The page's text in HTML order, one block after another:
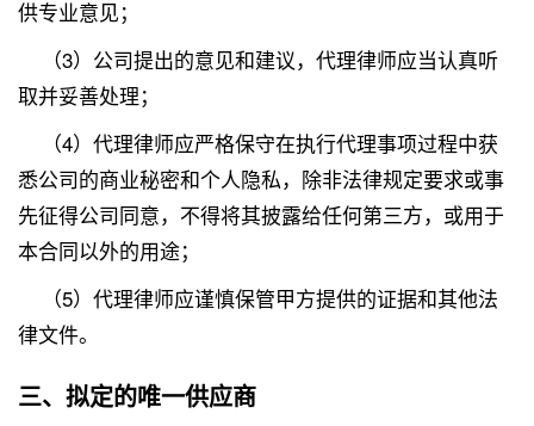
供专业意见；
（3）公司提出的意见和建议，代理律师应当认真听
取并妥善处理；
（4）代理律师应严格保守在执行代理事项过程中获
悉公司的商业秘密和个人隐私，除非法律规定要求或事
先征得公司同意，不得将其披露给任何第三方，或用于
本合同以外的用途；
（5）代理律师应谨慎保管甲方提供的证据和其他法
律文件。
三、拟定的唯一供应商